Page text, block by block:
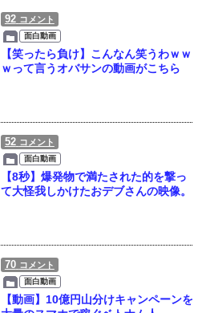
92 コメント
面白動画
【笑ったら負け】こんなん笑うわｗｗ
ｗって言うオバサンの動画がこちら
52 コメント
面白動画
【8秒】爆発物で満たされた的を撃っ
て大怪我しかけたおデブさんの映像。
70 コメント
面白動画
【動画】10億円山分けキャンペーンを